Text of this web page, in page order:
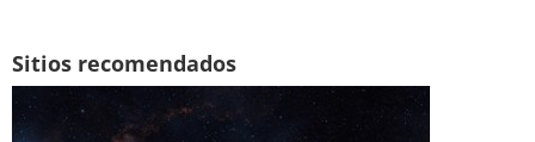
Sitios recomendados